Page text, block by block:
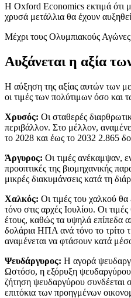
Η Oxford Economics εκτιμά ότι
χρυσά μετάλλια θα έχουν
Μέχρι τους Ολυμπιακούς
Αυξάνεται η αξία
Η αύξηση της αξίας αυτών των
οι τιμές των πολύτιμων όσο
Χρυσός: Οι σταθερές
περιβάλλον. Στο μέλλον,
το 2028 και έως το 2032 2.865
Άργυρος: Οι τιμές ανέκαμψαν,
προοπτικές της βιομηχανικής
μικρές διακυμάνσεις κατά τη
Χαλκός: Οι τιμές του χαλκού
τόνο στις αρχές Ιουλίου. Οι
έτους, καθώς τα υψηλά επίπεδα
δολάρια ΗΠΑ ανά τόνο το τρίτο
αναμένεται να φτάσουν κατά
Ψευδάργυρος: Η αγορά
Ωστόσο, η εξόρυξη ψευδαργύρου
ζήτηση ψευδαργύρου συνδέεται
επιτόκια των προηγμένων